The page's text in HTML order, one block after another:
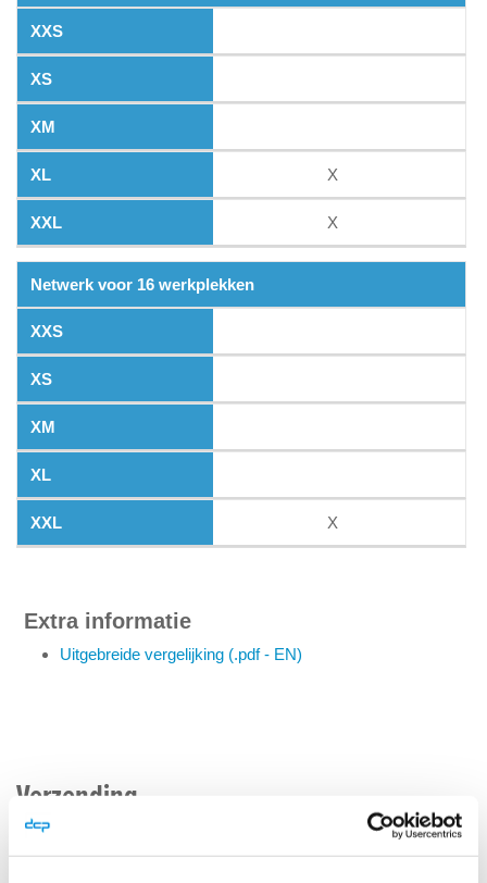
X
X
Netwerk voor 16 werkplekken
X
Extra informatie
Uitgebreide vergelijking (.pdf - EN)
Verzending